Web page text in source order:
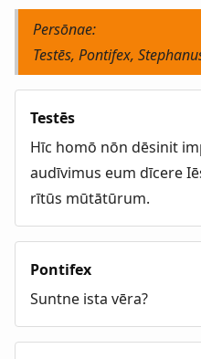
Persōnae:
Testēs, Pontifex,
Testēs
Hīc homō nōn dēsinit
audīvimus eum dīcere
rītūs mūtātūrum.
Pontifex
Suntne ista vēra?